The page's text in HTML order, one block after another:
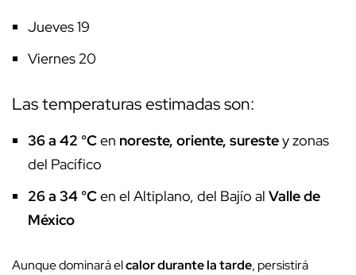
Jueves 19
Viernes 20
Las temperaturas estimadas son:
36 a 42 °Cen noreste, oriente, surestey zonas
del Pacífico
26 a 34 °Cen el Altiplano, del Bajío al Valle de
México
Aunque dominará elcalor durante la tarde, persistirá